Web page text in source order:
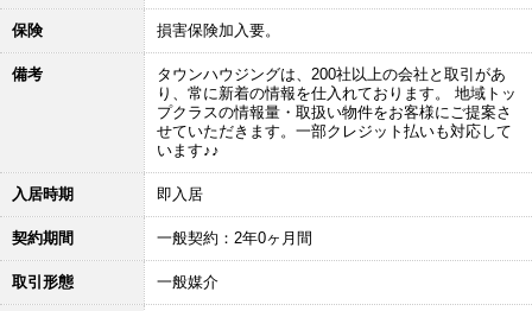
保険 損害保険加入要。
備考
タウンハウジングは、200社以上の会社と取引があ
り、常に新着の情報を仕入れております。 地域トッ
プクラスの情報量・取扱い物件をお客様にご提案さ
せていただきます。一部クレジット払いも対応して
います♪♪
入居時期 即入居
契約期間 一般契約：2年0ヶ月間
取引形態 一般媒介